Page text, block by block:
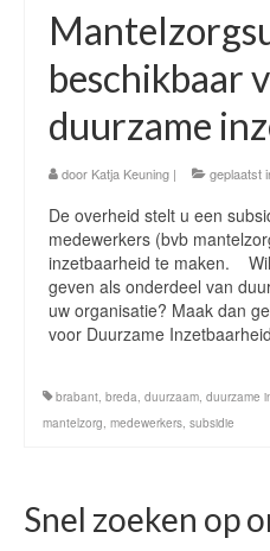
beschikbaar
duurzame
door Katja Keuning | geplaatst
De overheid stelt u een
medewerkers (bvb
inzetbaarheid te maken.
geven als onderdeel van
uw organisatie? Maak dan
voor Duurzame
brabant breda duurzaam duurzame
mantelzorg medewerkers subsidie
Snel zoeken op